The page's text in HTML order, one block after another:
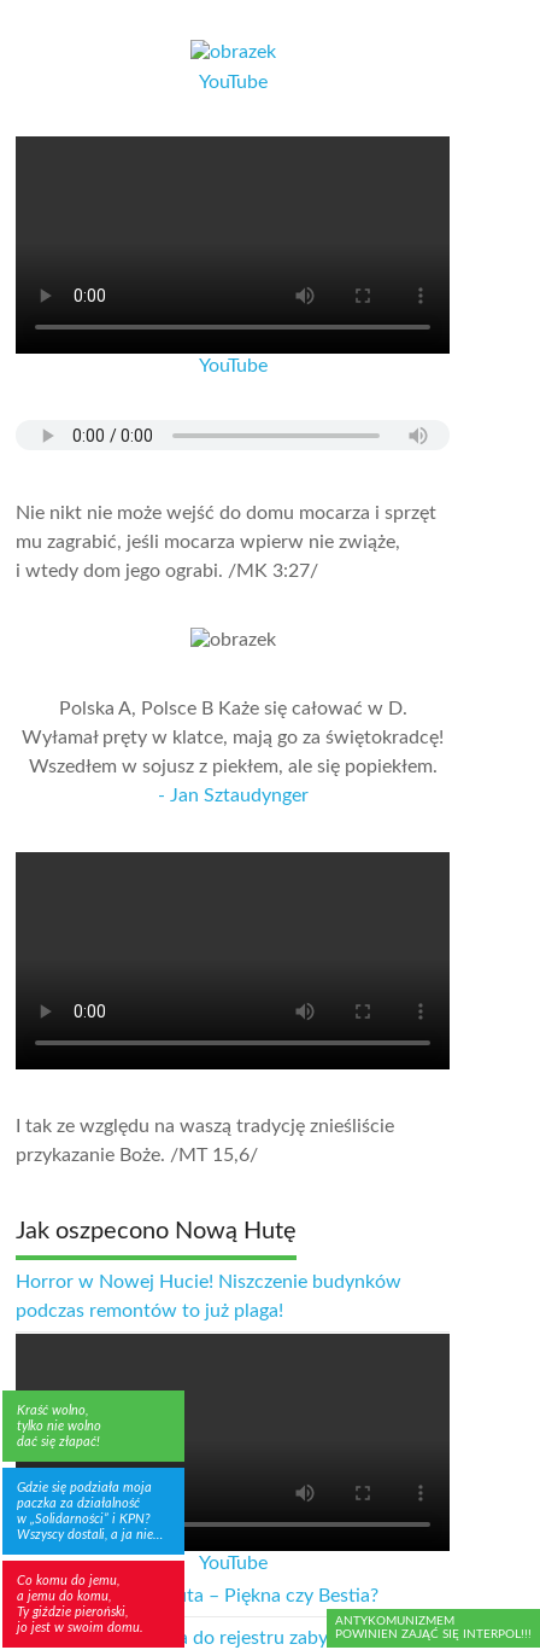
ANTYKOMUNIZMEM
POWINIEN ZAJĄĆ SIĘ INTERPOL!!!
Kraść wolno,
tylko nie wolno
dać się złapać!
Gdzie się podziała moja
paczka za działalność
w „Solidarności” i KPN?
Wszyscy dostali, a ja nie…
Co komu do jemu,
a jemu do komu,
Ty giździe pieroński,
jo jest w swoim domu.
YouTube
YouTube
Nie nikt nie może wejść do domu mocarza i sprzęt
mu zagrabić, jeśli mocarza wpierw nie zwiąże,
i wtedy dom jego ograbi. /MK 3:27/
Polska A, Polsce B Każe się całować w D.
Wyłamał pręty w klatce, mają go za świętokradcę!
Wszedłem w sojusz z piekłem, ale się popiekłem.
- Jan Sztaudynger
I tak ze względu na waszą tradycję znieśliście
przykazanie Boże. /MT 15,6/
Jak oszpecono Nową Hutę
Horror w Nowej Hucie! Niszczenie budynków
podczas remontów to już plaga!
YouTube
Facebook: Nowa Huta – Piękna czy Bestia?
Nowa Huta wpisana do rejestru zabytków –